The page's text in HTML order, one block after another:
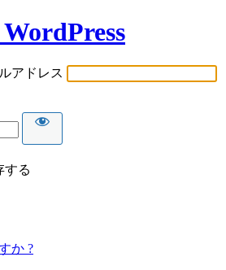
アドレス
する
か ?